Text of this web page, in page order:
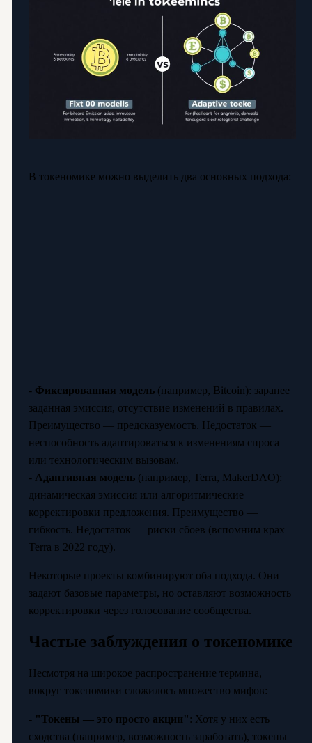
В токеномике можно выделить два основных подхода:
- Фиксированная модель(например, Bitcoin): заранее
заданная эмиссия, отсутствие изменений в правилах.
Преимущество — предсказуемость. Недостаток —
неспособность адаптироваться к изменениям спроса
или технологическим вызовам.
- Адаптивная модель(например, Terra, MakerDAO):
динамическая эмиссия или алгоритмические
корректировки предложения. Преимущество —
гибкость. Недостаток — риски сбоев (вспомним крах
Terra в 2022 году).
Некоторые проекты комбинируют оба подхода. Они
задают базовые параметры, но оставляют возможность
корректировки через голосование сообщества.
Частые заблуждения о токеномике
Несмотря на широкое распространение термина,
вокруг токеномики сложилось множество мифов:
- "Токены — это просто акции" : Хотя у них есть
сходства (например, возможность заработать), токены